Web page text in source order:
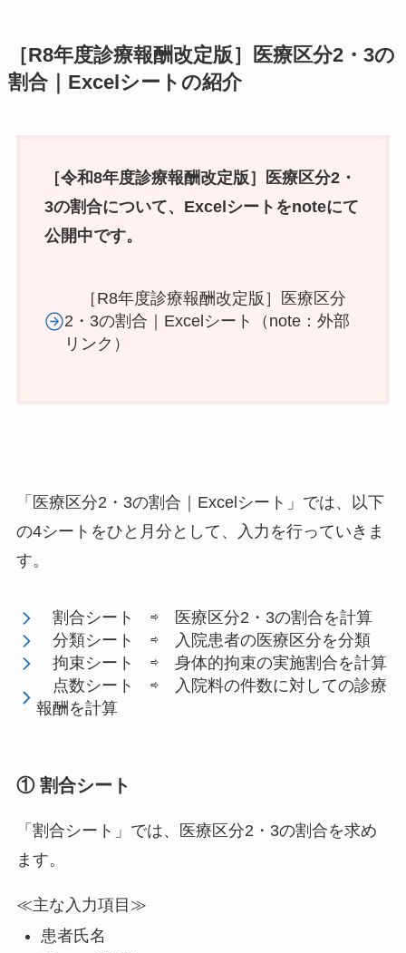
［R8年度診療報酬改定版］医療区分2・3の
割合｜Excelシートの紹介
［令和8年度診療報酬改定版］医療区分2・
3の割合について、Excelシートをnoteにて
公開中です。
［R8年度診療報酬改定版］医療区分
2・3の割合｜Excelシート（note：外部
リンク）
「医療区分2・3の割合｜Excelシート」では、以下
の4シートをひと月分として、入力を行っていきま
す。
割合シート ⇨ 医療区分2・3の割合を計算
分類シート ⇨ 入院患者の医療区分を分類
拘束シート ⇨ 身体的拘束の実施割合を計算
点数シート ⇨ 入院料の件数に対しての診療
報酬を計算
① 割合シート
「割合シート」では、医療区分2・3の割合を求め
ます。
≪主な入力項目≫
患者氏名